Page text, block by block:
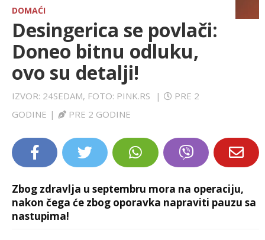
HRONIKA
FARMERI
SPORT
EXTRA
DOMAĆI
Desingerica se povlači:
Doneo bitnu odluku,
ovo su detalji!
IZVOR: 24SEDAM, FOTO: PINK.RS |
PRE 2
GODINE | PRE 2 GODINE
Zbog zdravlja u septembru mora na operaciju,
nakon čega će zbog oporavka napraviti pauzu sa
nastupima!